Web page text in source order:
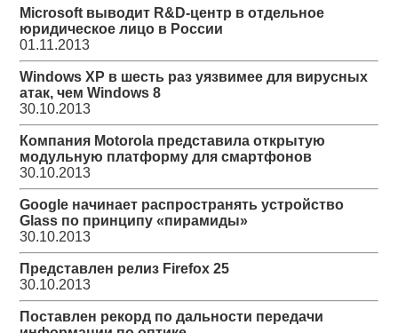
Microsoft выводит R&D-центр в отдельное
юридическое лицо в России
01.11.2013
Windows XP в шесть раз уязвимее для вирусных
атак, чем Windows 8
30.10.2013
Компания Motorola представила открытую
модульную платформу для смартфонов
30.10.2013
Google начинает распространять устройство
Glass по принципу «пирамиды»
30.10.2013
Представлен релиз Firefox 25
30.10.2013
Поставлен рекорд по дальности передачи